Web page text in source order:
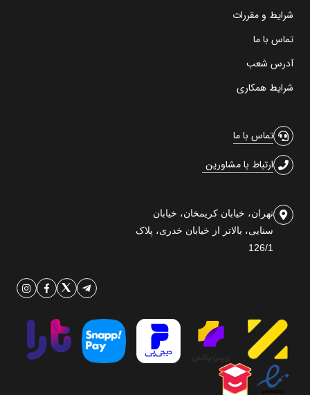
شرایط و مقررات
تماس با ما
آدرس شعب
شرایط همکاری
تماس با ما
ارتباط با مشاورین
تهران، خیابان کریمخان، خیابان
سنایی، بالاتر از خیابان خدری، پلاک
126/1